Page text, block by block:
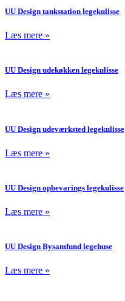
UU Design tankstation legekulisse
Læs mere »
UU Design udekøkken legekulisse
Læs mere »
UU Design udeværksted legekulisse
Læs mere »
UU Design opbevarings legekulisse
Læs mere »
UU Design Bysamfund legehuse
Læs mere »